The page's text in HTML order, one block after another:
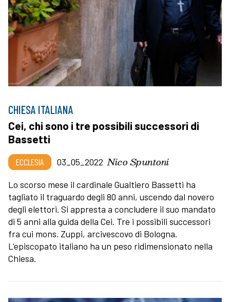
CHIESA ITALIANA
Cei, chi sono i tre possibili successori di
Bassetti
ECCLESIA 03_05_2022 Nico Spuntoni
Lo scorso mese il cardinale Gualtiero Bassetti ha
tagliato il traguardo degli 80 anni, uscendo dal novero
degli elettori. Si appresta a concludere il suo mandato
di 5 anni alla guida della Cei. Tre i possibili successori
fra cui mons. Zuppi, arcivescovo di Bologna.
L'episcopato italiano ha un peso ridimensionato nella
Chiesa.